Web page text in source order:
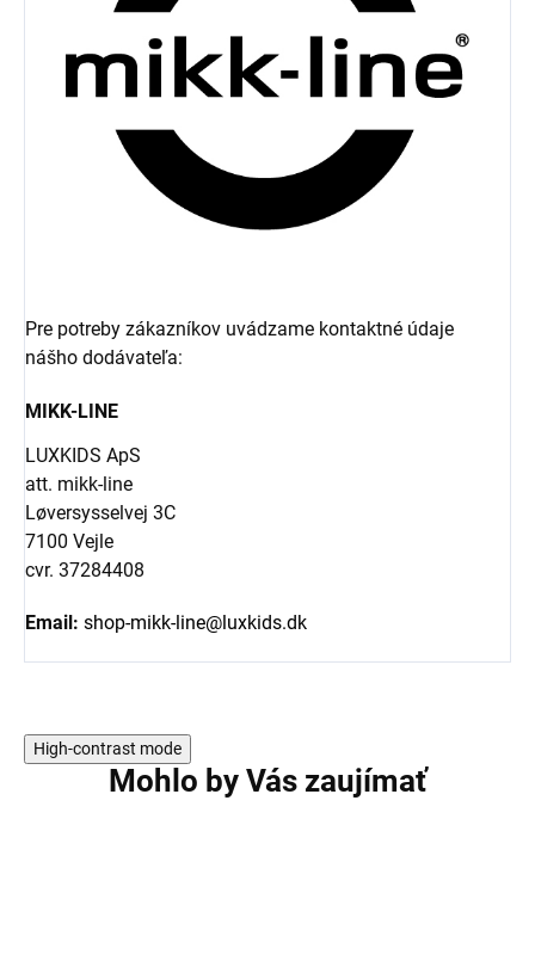
Pre potreby zákazníkov uvádzame kontaktné údaje
nášho dodávateľa:
MIKK-LINE
LUXKIDS ApS
att. mikk-line
Løversysselvej 3C
7100 Vejle
cvr. 37284408
Email: shop-mikk-line@luxkids.dk
High-contrast mode
Mohlo by Vás zaujímať